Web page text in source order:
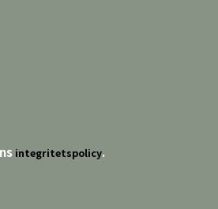
integritetspolicy.